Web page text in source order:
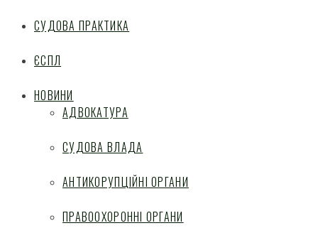
СУДОВА ПРАКТИКА
ЄСПЛ
НОВИНИ
АДВОКАТУРА
СУДОВА ВЛАДА
АНТИКОРУПЦІЙНІ ОРГАНИ
ПРАВООХОРОННІ ОРГАНИ